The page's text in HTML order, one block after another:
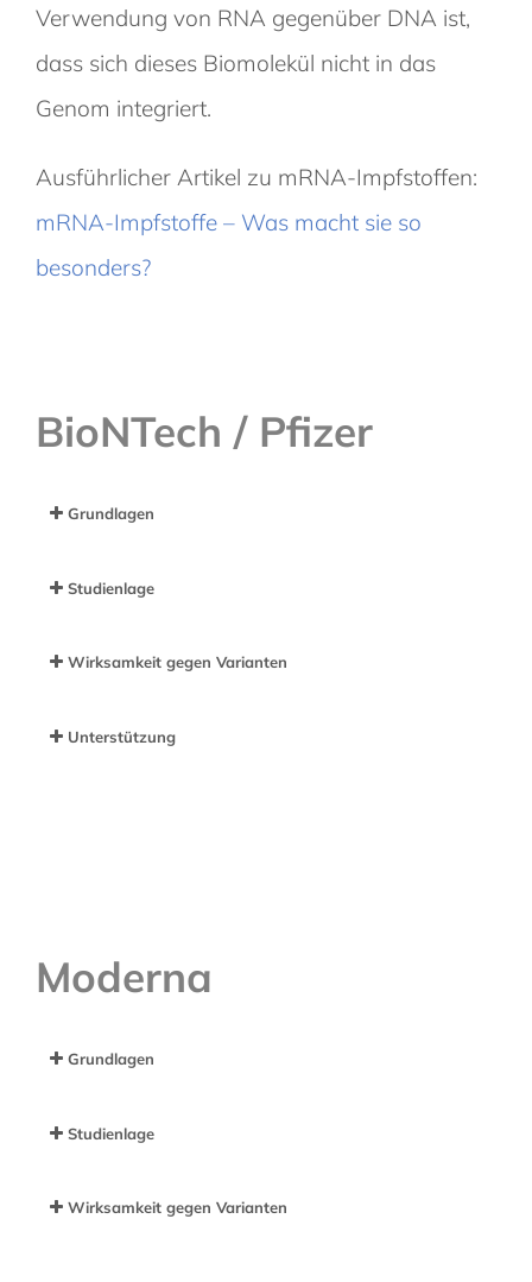
Verwendung von RNA gegenüber DNA ist,
dass sich dieses Biomolekül nicht in das
Genom integriert.
Ausführlicher Artikel zu mRNA-Impfstoffen:
mRNA-Impfstoffe – Was macht sie so
besonders?
BioNTech / Pfizer
Grundlagen
Studienlage
Wirksamkeit gegen Varianten
Unterstützung
Moderna
Grundlagen
Studienlage
Wirksamkeit gegen Varianten